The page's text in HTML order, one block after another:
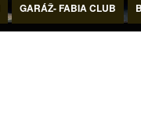
GARÁŽ- FABIA CLUB